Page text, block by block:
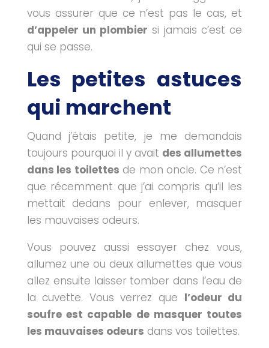
vous assurer que ce n’est pas le cas, et
d’appeler un plombier si jamais c’est ce
qui se passe.
Les petites astuces
qui marchent
Quand j’étais petite, je me demandais
toujours pourquoi il y avait des allumettes
dans les toilettes de mon oncle. Ce n’est
que récemment que j’ai compris qu’il les
mettait dedans pour enlever, masquer
les mauvaises odeurs.
Vous pouvez aussi essayer chez vous,
allumez une ou deux allumettes que vous
allez ensuite laisser tomber dans l’eau de
la cuvette. Vous verrez que l’odeur du
soufre est capable de masquer toutes
les mauvaises odeurs dans vos toilettes.